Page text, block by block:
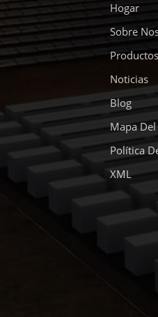
Hogar
Sobre
Productos
Noticias
Blog
Mapa
Política
XML